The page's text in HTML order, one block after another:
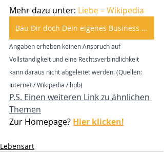
Mehr dazu unter: Liebe – Wikipedia
Bau Dir doch Dein eigenes Business auf
Angaben erheben keinen Anspruch auf
Vollständigkeit und eine Rechtsverbindlichkeit
kann daraus nicht abgeleitet werden. (Quellen:
Internet / Wikipedia / hpb)
P.S. Einen weiteren Link zu ähnlichen
Themen
Zur Homepage? Hier klicken!
Lebensart